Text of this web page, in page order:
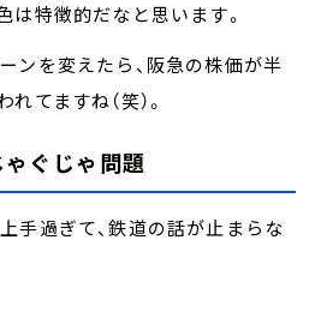
は特徴的だなと思います。
ンを変えたら、阪急の株価が半
てますね（笑）。
ぐじゃ問題
手過ぎて、鉄道の話が止まらな